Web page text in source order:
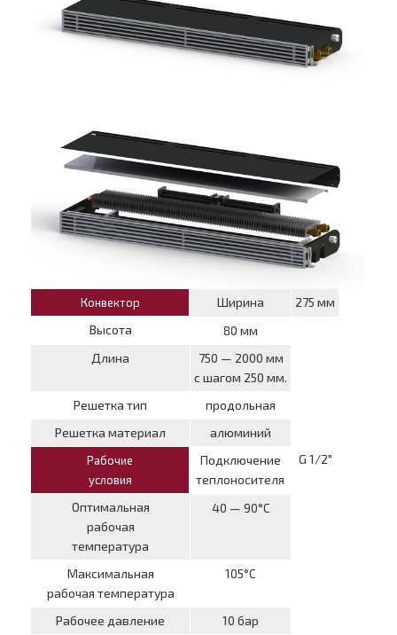
Конвектор Ширина
275 мм
Высота
80 мм
Длина
750 — 2000 мм
с шагом 250 мм.
Решетка тип
продольная
Решетка материал
алюминий
Рабочие
условия
Подключение
теплоносителя
G 1/2″
Оптимальная
рабочая
температура
40 — 90°С
Максимальная
рабочая температура
105°С
Рабочее давление 10 бар